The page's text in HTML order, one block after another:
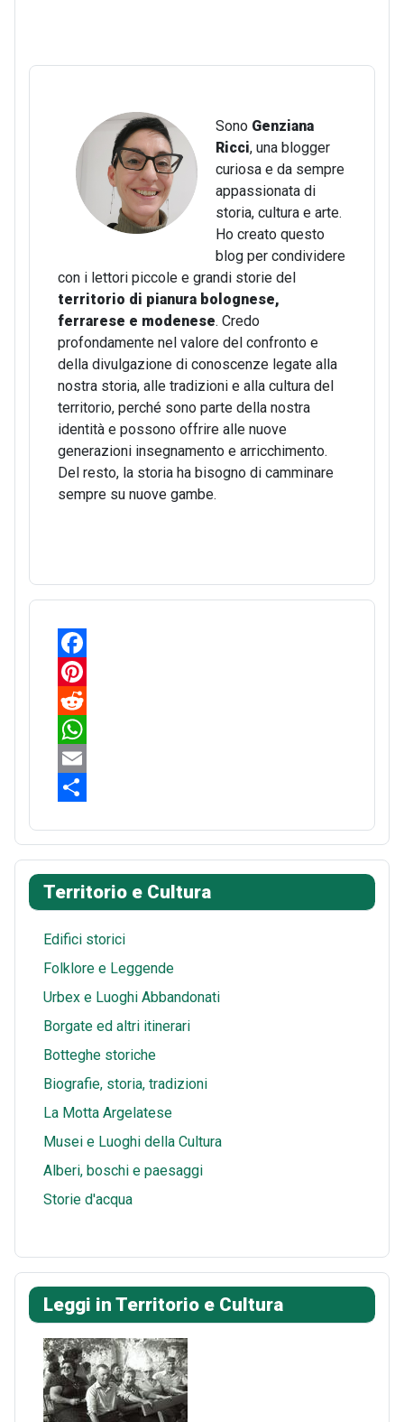
Sono Genziana
Ricci, una blogger
curiosa e da sempre
appassionata di
storia, cultura e arte.
Ho creato questo
blog per condividere
con i lettori piccole e grandi storie del
territorio di pianura bolognese,
ferrarese e modenese. Credo
profondamente nel valore del confronto e
della divulgazione di conoscenze legate alla
nostra storia, alle tradizioni e alla cultura del
territorio, perché sono parte della nostra
identità e possono offrire alle nuove
generazioni insegnamento e arricchimento.
Del resto, la storia ha bisogno di camminare
sempre su nuove gambe.
F
a
c
e
b
o
k
P
n
r
e
s
t
R
e
d
i
t
W
h
t
s
A
p
p
E
a
i
l
h
a
r
e
Territorio e Cultura
Edifici storici
Folklore e Leggende
Urbex e Luoghi Abbandonati
Borgate ed altri itinerari
Botteghe storiche
Biografie, storia, tradizioni
La Motta Argelatese
Musei e Luoghi della Cultura
Alberi, boschi e paesaggi
Storie d'acqua
Leggi in Territorio e Cultura